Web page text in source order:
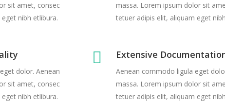
sit amet, consec
nibh etlibura.
dolor. Aenean
sit amet, consec
nibh etlibura.
massa. Lorem ipsum dolor sit
tetuer adipis elit, aliquam eget
Extensive
Aenean commodo ligula eget
massa. Lorem ipsum dolor sit
tetuer adipis elit, aliquam eget